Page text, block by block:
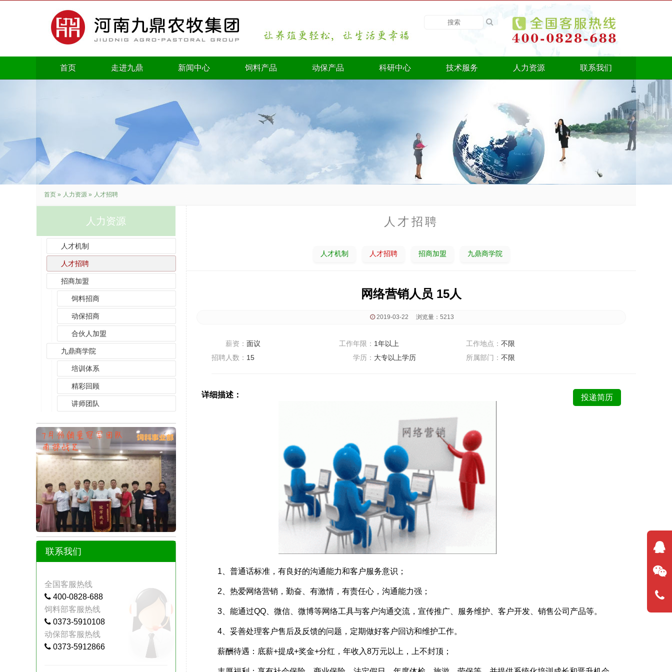
首页 走进九鼎 新闻中心 饲料产品 动保产品 科研中心 技术服务 人力资源 联系我们
首页 » 人力资源 » 人才招聘
人力资源
人才机制
人才招聘
招商加盟
饲料招商
动保招商
合伙人加盟
九鼎商学院
培训体系
精彩回顾
讲师团队
联系我们
全国客服热线
400-0828-688
饲料部客服热线
0373-5910108
动保部客服热线
0373-5912866
人才招聘
人才机制 人才招聘 招商加盟 九鼎商学院
网络营销人员 15人
2019-03-22 浏览量：5213
薪资： 面议 工作年限： 1年以上 工作地点：不限
招聘人数： 15 学历： 大专以上学历 所属部门：不限
投递简历
详细描述：
1、普通话标准，有良好的沟通能力和客户服务意识；
2、热爱网络营销，勤奋、有激情，有责任心，沟通能力强；
3、能通过QQ、微信、微博等网络工具与客户沟通交流，宣传推广、服务维护、客户开发、销售公司产品等。
4、妥善处理客户售后及反馈的问题，定期做好客户回访和维护工作。
薪酬待遇：底薪+提成+奖金+分红，年收入8万元以上，上不封顶；